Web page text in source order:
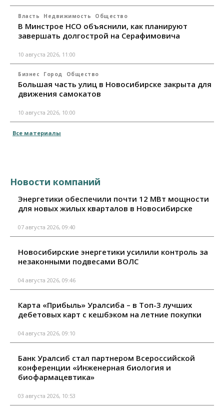
Власть Недвижимость Общество
В Минстрое НСО объяснили, как планируют
завершать долгострой на Серафимовича
10 августа 2026, 11:00
Бизнес Город Общество
Большая часть улиц в Новосибирске закрыта для
движения самокатов
10 августа 2026, 10:00
Все материалы
Новости компаний
Энергетики обеспечили почти 12 МВт мощности
для новых жилых кварталов в Новосибирске
07 августа 2026, 09:40
Новосибирские энергетики усилили контроль за
незаконными подвесами ВОЛС
04 августа 2026, 09:46
Карта «Прибыль» Уралсиба – в Топ-3 лучших
дебетовых карт с кешбэком на летние покупки
04 августа 2026, 09:10
Банк Уралсиб стал партнером Всероссийской
конференции «Инженерная биология и
биофармацевтика»
03 августа 2026, 10:53